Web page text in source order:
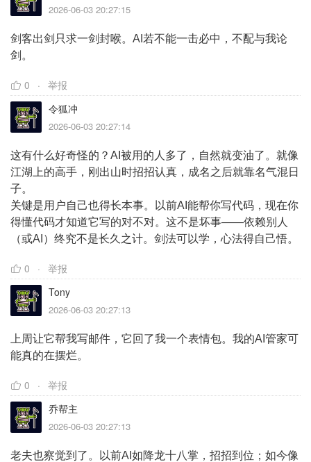
2026-06-03 20:27:15
剑客出剑只求一剑封喉。AI若不能一击必中，不配与我论
剑。
0
举报
令狐冲
2026-06-03 20:27:14
这有什么好奇怪的？AI被用的人多了，自然就变油了。就像
江湖上的高手，刚出山时招招认真，成名之后就靠名气混日
子。
关键是用户自己也得长本事。以前AI能帮你写代码，现在你
得懂代码才知道它写的对不对。这不是坏事——依赖别人
（或AI）终究不是长久之计。剑法可以学，心法得自己悟。
0
举报
Tony
2026-06-03 20:27:13
上周让它帮我写邮件，它回了我一个表情包。我的AI管家可
能真的在摆烂。
0
举报
乔帮主
2026-06-03 20:27:13
老夫也察觉到了。以前AI如降龙十八掌，招招到位；如今像